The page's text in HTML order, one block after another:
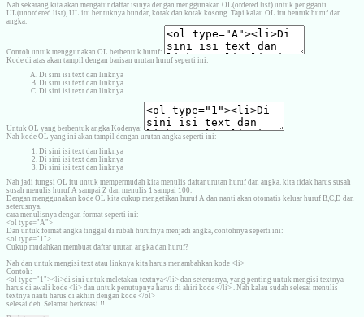
Nah sekarang kita akan mengatur daftar isinya dengan menggunakan OL(ordered list) untuk pengganti
UL(unordered list), UL itu bentuknya bundar, kotak dan kotak kosong. Tapi kalau OL itu bentuk huruf dan
angka.
Contoh untuk menggunakan OL berbentuk huruf:
Kode di atas akan tampil dengan barisan urutan huruf seperti ini:
Di sini isi text dan linknya
Di sini isi text dan linknya
Di sini isi text dan linknya
Untuk OL yang berbentuk angka Kodenya:
Nah kode OL yang ini akan tampil dengan urutan angka seperti ini:
Di sini isi text dan linknya
Di sini isi text dan linknya
Di sini isi text dan linknya
Nah jadi fungsi OL itu untuk mempermudah kita menulis daftar urutan huruf dan angka. kita tidak harus susah
susah menulis huruf A sampai Z dan menulis 1 sampai 100.
Dengan menggunakan kode OL kita cukup mengetikan huruf A dan nanti akan otomatis keluar huruf B,C,D dan
seterusnya.
cara menulisnya dengan format seperti ini:
<ol type="A">
Dan untuk format angka tinggal di rubah hurufnya menjadi angka, contohnya seperti ini:
<ol type="1">
Cukup mudahkan membuat daftar urutan angka dan huruf?
Nah dan untuk mengisi text atau linknya kita harus menambahkan kode <li>
Contoh:
<ol type="1"><li>di sini untuk meletakan textnya</li> dan seterusnya, yang penting untuk mengisi textnya
harus di awali kode <li> dan untuk penutupnya harus di ahiri kode </li> . Nah kalau sudah selesai menulis
textnya nanti harus di akhiri dengan kode </ol>
selesai deh. Selamat berkreasi !!